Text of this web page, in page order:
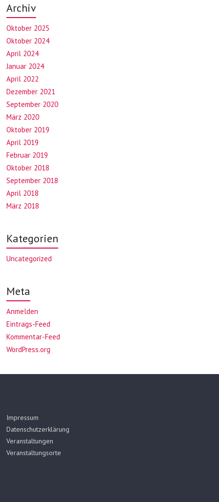
Archiv
Oktober 2025
Oktober 2024
April 2024
Januar 2024
April 2022
Dezember 2021
September 2020
März 2020
Oktober 2019
April 2019
Februar 2019
Oktober 2018
September 2018
April 2018
März 2018
Kategorien
Uncategorized
Meta
Anmelden
Eintrags-Feed
Kommentar-Feed
WordPress.org
Impressum
Datenschutzerklärung
Veranstaltungen
Veranstaltungsorte